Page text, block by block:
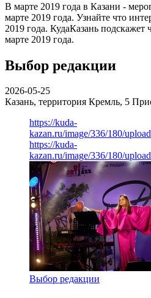
В марте 2019 года в Казани -
марте 2019 года. Узнайте что
2019 года. КудаКазань подскажет
марте 2019 года.
Выбор редакции
2026-05-25
Казань, территория Кремль, 5
https://kuda-
kazan.ru/image/336/180/
https://kuda-
kazan.ru/image/336/180/
Выбор редакции